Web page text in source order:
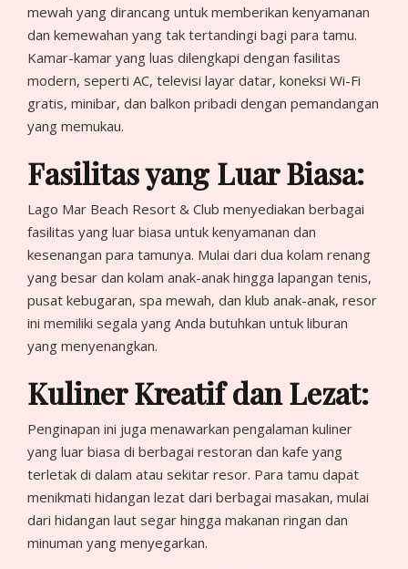
mewah yang dirancang untuk memberikan kenyamanan
dan kemewahan yang tak tertandingi bagi para tamu.
Kamar-kamar yang luas dilengkapi dengan fasilitas
modern, seperti AC, televisi layar datar, koneksi Wi-Fi
gratis, minibar, dan balkon pribadi dengan pemandangan
yang memukau.
Fasilitas yang Luar Biasa:
Lago Mar Beach Resort & Club menyediakan berbagai
fasilitas yang luar biasa untuk kenyamanan dan
kesenangan para tamunya. Mulai dari dua kolam renang
yang besar dan kolam anak-anak hingga lapangan tenis,
pusat kebugaran, spa mewah, dan klub anak-anak, resor
ini memiliki segala yang Anda butuhkan untuk liburan
yang menyenangkan.
Kuliner Kreatif dan Lezat:
Penginapan ini juga menawarkan pengalaman kuliner
yang luar biasa di berbagai restoran dan kafe yang
terletak di dalam atau sekitar resor. Para tamu dapat
menikmati hidangan lezat dari berbagai masakan, mulai
dari hidangan laut segar hingga makanan ringan dan
minuman yang menyegarkan.